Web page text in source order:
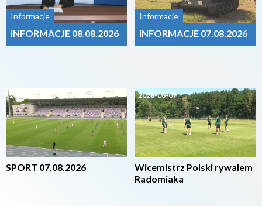
Informacje
INFORMACJE 08.08.2026
2026-08-07
SPORT 07.08.2026
Informacje
INFORMACJE 07.08.2026
2026-08-07
Wicemistrz Polski rywalem
Radomiaka